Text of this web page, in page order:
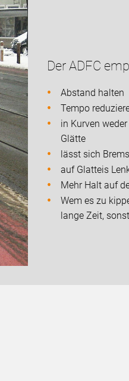
Der ADFC
Abstand halten
Tempo
in Kurven
Glätte
lässt sich
auf Glatteis
Mehr Halt auf
Wem es zu
lange Zeit,